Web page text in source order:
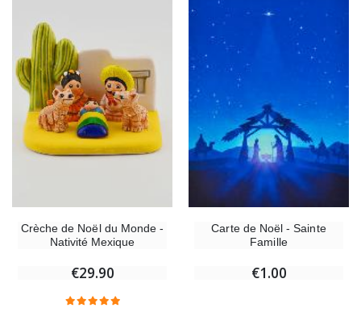
Crèche de Noël du Monde -
Nativité Mexique
€29.90
Carte de Noël - Sainte
Famille
€1.00